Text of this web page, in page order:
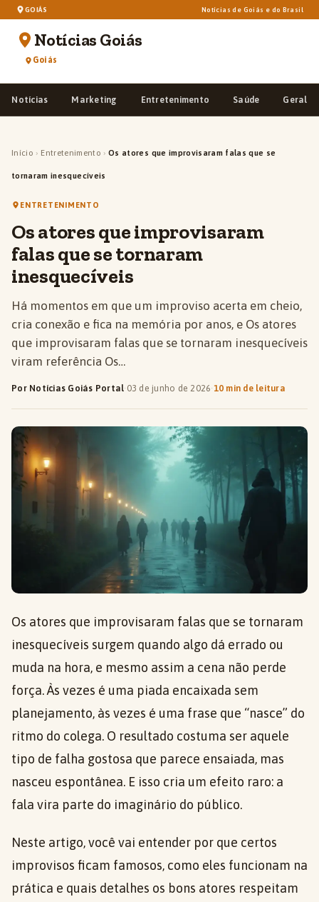
GOIÁS Notícias de Goiás e do Brasil
Notícias Goiás
Goiás
Notícias Marketing Entretenimento Saúde Geral
Início › Entretenimento › Os atores que improvisaram falas que se
tornaram inesquecíveis
ENTRETENIMENTO
Os atores que improvisaram
falas que se tornaram
inesquecíveis
Há momentos em que um improviso acerta em cheio,
cria conexão e fica na memória por anos, e Os atores
que improvisaram falas que se tornaram inesquecíveis
viram referência Os…
Por Notícias Goiás Portal· 03 de junho de 2026·10 min de leitura
Os atores que improvisaram falas que se tornaram
inesquecíveis surgem quando algo dá errado ou
muda na hora, e mesmo assim a cena não perde
força. Às vezes é uma piada encaixada sem
planejamento, às vezes é uma frase que “nasce” do
ritmo do colega. O resultado costuma ser aquele
tipo de falha gostosa que parece ensaiada, mas
nasceu espontânea. E isso cria um efeito raro: a
fala vira parte do imaginário do público.
Neste artigo, você vai entender por que certos
improvisos ficam famosos, como eles funcionam na
prática e quais detalhes os bons atores respeitam